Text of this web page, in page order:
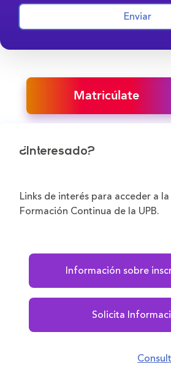
Enviar
Matricúlate
¿Interesado?
Links de interés para acceder a
Formación Continua de la UPB.
Información sobre
Solicita